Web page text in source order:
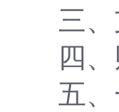
三
四
五